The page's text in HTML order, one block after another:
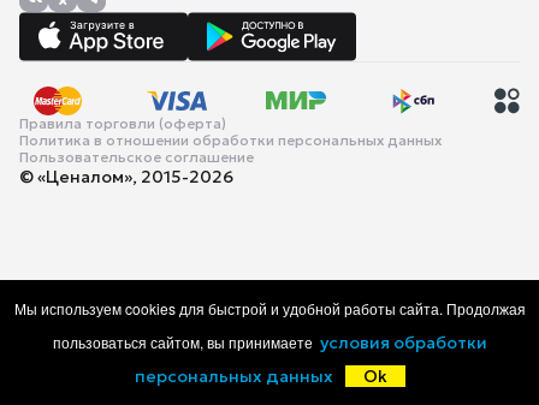
Правила торговли (оферта)
Политика в отношении обработки персональных данных
Пользовательское соглашение
© «Ценалом», 2015-2026
Каталог Корзина Избранное
Мы используем cookies для быстрой и удобной работы сайта. Продолжая
пользоваться сайтом, вы принимаете условия обработки
персональных данных
Ok